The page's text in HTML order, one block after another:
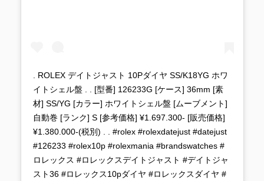
. ROLEX デイトジャスト 10Pダイヤ SS/K18YG ホワ
イトシェル盤 . . [型番] 126233G [ケース] 36mm [素
材] SS/YG [カラー] ホワイトシェル盤 [ムーブメント]
自動巻 [ランク] S [参考価格] ¥1.697.300- [販売価格]
¥1.380.000-(税別) . . #rolex #rolexdatejust #datejust
#126233 #rolex10p #rolexmania #brandswatches #
ロレックス #ロレックスデイトジャスト #デイトジャ
スト36 #ロレックス10pダイヤ #ロレックスダイヤ #